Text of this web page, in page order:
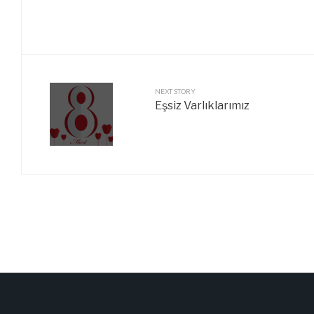
NEXT STORY
Eşsiz Varlıklarımız